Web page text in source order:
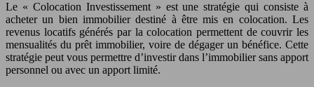
Le « Colocation Investissement » est une stratégie qui consiste à
acheter un bien immobilier destiné à être mis en colocation. Les
revenus locatifs générés par la colocation permettent de couvrir les
mensualités du prêt immobilier, voire de dégager un bénéfice. Cette
stratégie peut vous permettre d’investir dans l’immobilier sans apport
personnel ou avec un apport limité.